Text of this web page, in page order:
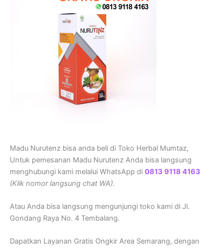
Madu Nurutenz bisa anda beli di Toko Herbal Mumtaz,
Untuk pemesanan Madu Nurutenz Anda bisa langsung
menghubungi kami melalui WhatsApp di 0813 9118 4163
(Klik nomor langsung chat WA).
Atau Anda bisa langsung mengunjungi toko kami di Jl.
Gondang Raya No. 4 Tembalang.
Dapatkan Layanan Gratis Ongkir Area Semarang, dengan